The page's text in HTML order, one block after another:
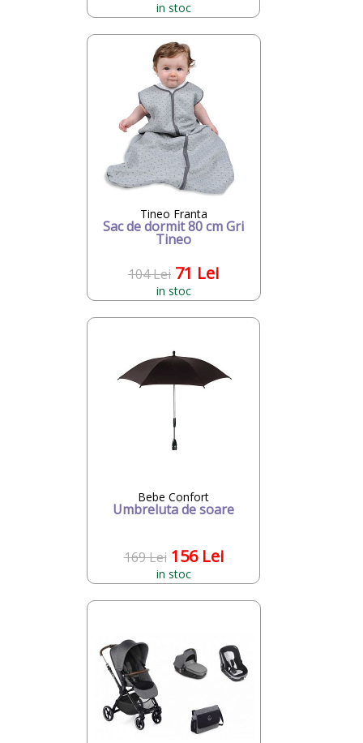
in stoc
Tineo Franta
Sac de dormit 80 cm Gri
Tineo
104 Lei 71 Lei
in stoc
Bebe Confort
Umbreluta de soare
169 Lei 156 Lei
in stoc